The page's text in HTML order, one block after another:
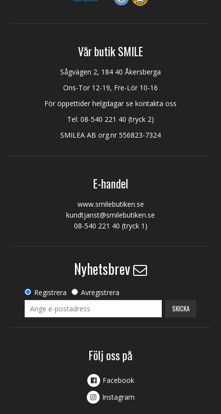
Vår butik SMILE
Sågvägen 2, 184 40 Åkersberga
Ons-Tor 12-19, Fre-Lör 10-16
För öppettider helgdagar se kontakta oss
Tel: 08-540 221 40 (tryck 2)
SMILEA AB org.nr 556823-7324
E-handel
www.smilebutiken.se
kundtjanst@smilebutiken.se
08-540 221 40 (tryck 1)
Nyhetsbrev
Registrera Avregistrera
SKICKA
Följ oss på
Facebook
Instagram